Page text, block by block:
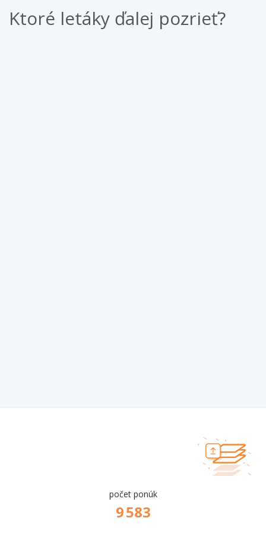
Ktoré letáky ďalej pozrieť?
počet ponúk
9 583